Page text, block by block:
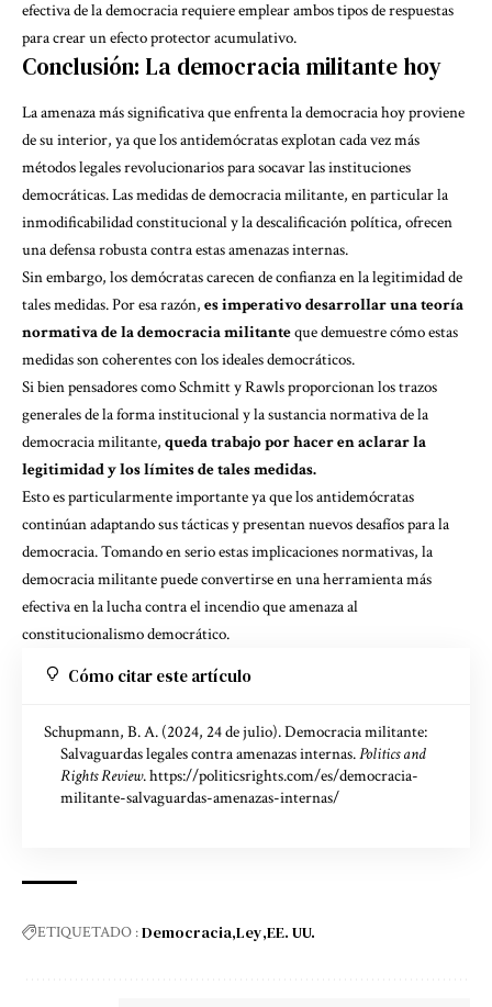
efectiva de la democracia requiere emplear ambos tipos de respuestas
para crear un efecto protector acumulativo.
Conclusión: La democracia militante hoy
La amenaza más significativa que enfrenta la democracia hoy proviene
de su interior, ya que los antidemócratas explotan cada vez más
métodos legales revolucionarios para socavar las instituciones
democráticas. Las medidas de democracia militante, en particular la
inmodificabilidad constitucional y la descalificación política, ofrecen
una defensa robusta contra estas amenazas internas.
Sin embargo, los demócratas carecen de confianza en la legitimidad de
tales medidas. Por esa razón, es imperativo desarrollar una teoría
normativa de la democracia militanteque demuestre cómo estas
medidas son coherentes con los ideales democráticos.
Si bien pensadores como Schmitt y Rawls proporcionan los trazos
generales de la forma institucional y la sustancia normativa de la
democracia militante, queda trabajo por hacer en aclarar la
legitimidad y los límites de tales medidas.
Esto es particularmente importante ya que los antidemócratas
continúan adaptando sus tácticas y presentan nuevos desafíos para la
democracia. Tomando en serio estas implicaciones normativas, la
democracia militante puede convertirse en una herramienta más
efectiva en la lucha contra el incendio que amenaza al
constitucionalismo democrático.
Cómo citar este artículo
Schupmann, B. A. (2024, 24 de julio). Democracia militante:
Salvaguardas legales contra amenazas internas.Politics and
Rights Review.https://politicsrights.com/es/democracia-
militante-salvaguardas-amenazas-internas/
ETIQUETADO :Democracia Ley EE. UU.